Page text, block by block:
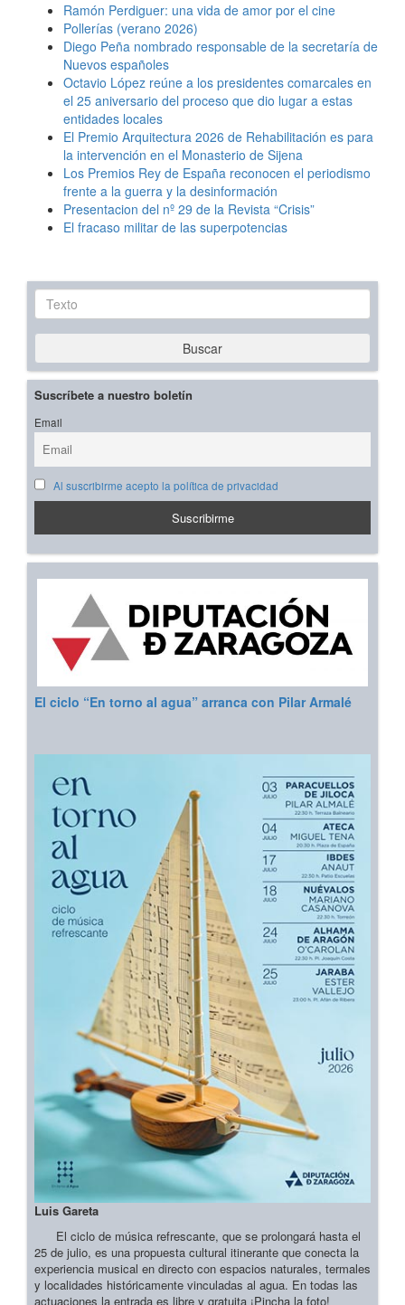
Ramón Perdiguer: una vida de amor por el cine
Pollerías (verano 2026)
Diego Peña nombrado responsable de la secretaría de
Nuevos españoles
Octavio López reúne a los presidentes comarcales en
el 25 aniversario del proceso que dio lugar a estas
entidades locales
El Premio Arquitectura 2026 de Rehabilitación es para
la intervención en el Monasterio de Sijena
Los Premios Rey de España reconocen el periodismo
frente a la guerra y la desinformación
Presentacion del nº 29 de la Revista “Crisis”
El fracaso militar de las superpotencias
Texto
Buscar
Suscríbete a nuestro boletín
Email
Al suscribirme acepto la política de privacidad
El ciclo “En torno al agua” arranca con Pilar Armalé
Luis Gareta
El ciclo de música refrescante, que se prolongará hasta el
25 de julio, es una propuesta cultural itinerante que conecta la
experiencia musical en directo con espacios naturales, termales
y localidades históricamente vinculadas al agua. En todas las
actuaciones la entrada es libre y gratuita ¡Pincha la foto!